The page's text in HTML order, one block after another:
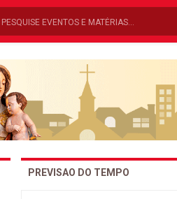
PREVISAO DO TEMPO